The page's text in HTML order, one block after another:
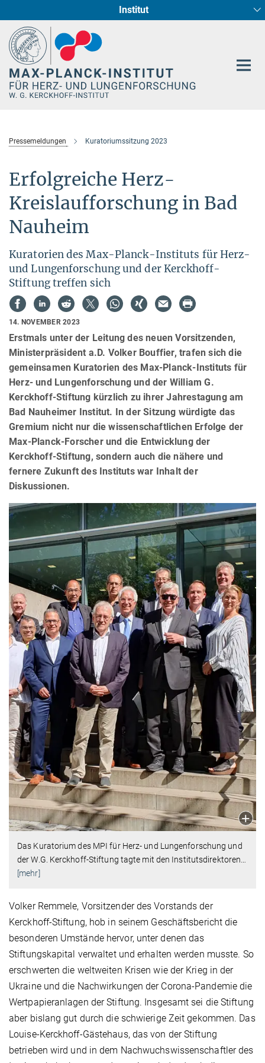
Institut
Entwicklung und Umbau des Herzens (Abt. I)
Pharmakologie (Abt. II)
Genetik der Entwicklung (Abt. III)
Cellular Resilience
Circadiane Rhythmik des Herzstoffwechsels
Neurokardiale Achse
Epigenetics
Pressemeldungen Kuratoriumssitzung 2023
Erfolgreiche Herz-
Kreislaufforschung in Bad
Nauheim
Kuratorien des Max-Planck-Instituts für Herz-
und Lungenforschung und der Kerckhoff-
Stiftung treffen sich
14. NOVEMBER 2023
Erstmals unter der Leitung des neuen Vorsitzenden,
Ministerpräsident a.D. Volker Bouffier, trafen sich die
gemeinsamen Kuratorien des Max-Planck-Instituts für
Herz- und Lungenforschung und der William G.
Kerckhoff-Stiftung kürzlich zu ihrer Jahrestagung am
Bad Nauheimer Institut. In der Sitzung würdigte das
Gremium nicht nur die wissenschaftlichen Erfolge der
Max-Planck-Forscher und die Entwicklung der
Kerckhoff-Stiftung, sondern auch die nähere und
fernere Zukunft des Instituts war Inhalt der
Diskussionen.
Das Kuratorium des MPI für Herz- und Lungenforschung und
der W.G. Kerckhoff-Stiftung tagte mit den Institutsdirektoren
[mehr]
Volker Remmele, Vorsitzender des Vorstands der
Kerckhoff-Stiftung, hob in seinem Geschäftsbericht die
besonderen Umstände hervor, unter denen das
Stiftungskapital verwaltet und erhalten werden musste. So
erschwerten die weltweiten Krisen wie der Krieg in der
Ukraine und die Nachwirkungen der Corona-Pandemie die
Wertpapieranlagen der Stiftung. Insgesamt sei die Stiftung
aber bislang gut durch die schwierige Zeit gekommen. Das
Louise-Kerckhoff-Gästehaus, das von der Stiftung
betrieben wird und in dem Nachwuchswissenschaftler des